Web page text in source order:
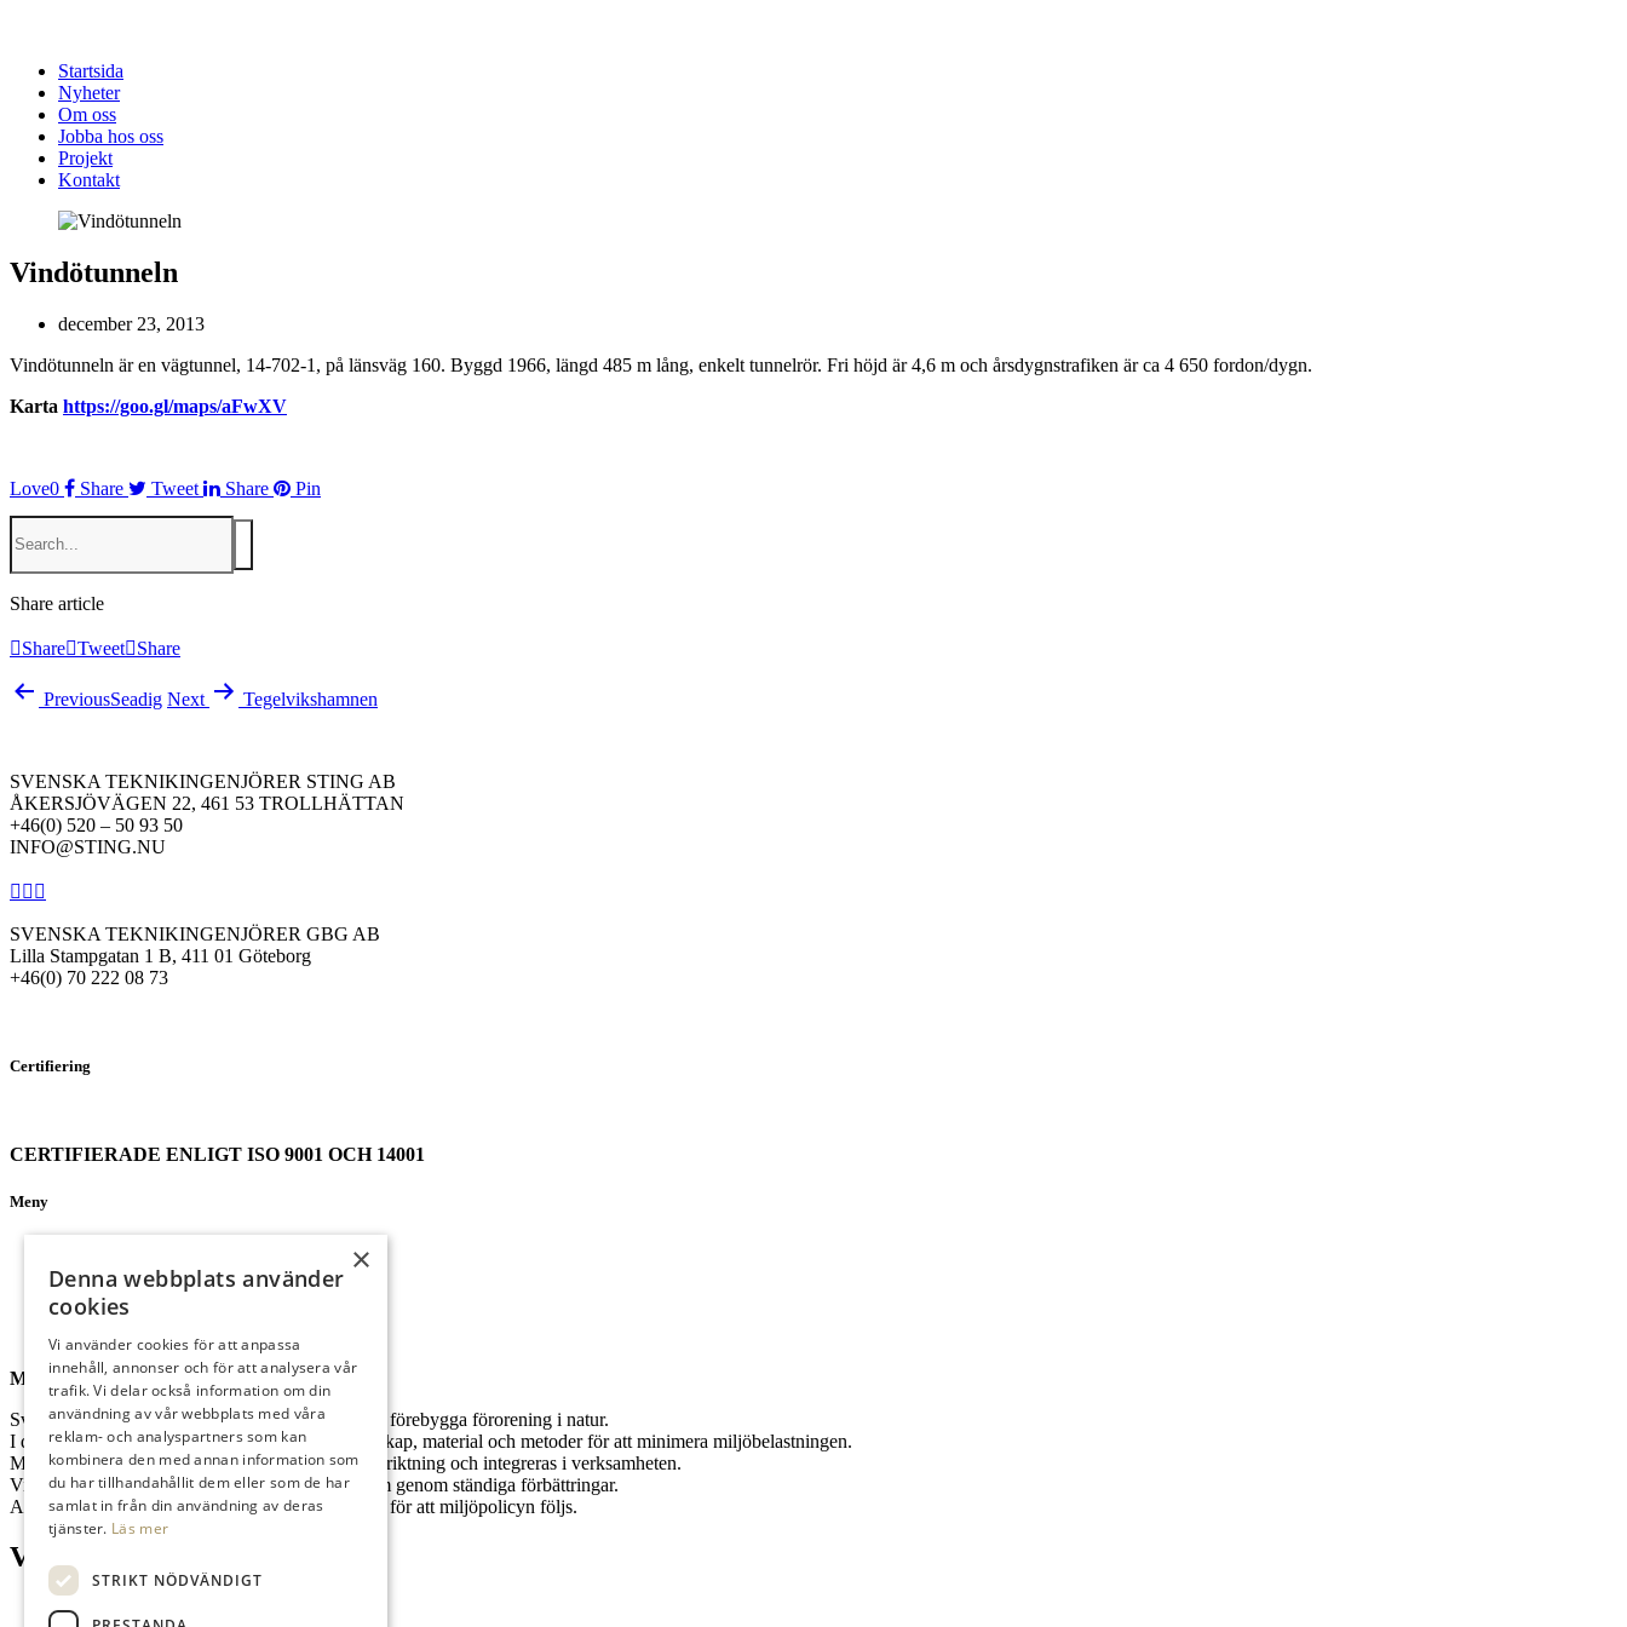
Startsida
Nyheter
Om oss
Jobba hos oss
Projekt
Kontakt
Vindötunneln
december 23, 2013
Vindötunneln är en vägtunnel, 14-702-1, på länsväg 160. Byggd 1966, längd 485 m lång, enkelt tunnelrör. Fri höjd är 4,6 m och årsdygnstrafiken är ca 4 650 fordon/dygn.
Karta https://goo.gl/maps/aFwXV
Love0 Share Tweet Share Pin
Share article
Share Tweet Share
PreviousSeadig Next Tegelvikshamnen
SVENSKA TEKNIKINGENJÖRER STING AB
ÅKERSJÖVÄGEN 22, 461 53 TROLLHÄTTAN
+46(0) 520 – 50 93 50
INFO@STING.NU
SVENSKA TEKNIKINGENJÖRER GBG AB
Lilla Stampgatan 1 B, 411 01 Göteborg
+46(0) 70 222 08 73
Certifiering
CERTIFIERADE ENLIGT ISO 9001 OCH 14001
Meny
Nyheter
Om oss
Projekt
Kontakt
Miljöpolicy
Svenska Teknikingenjörer Sting ska arbeta för att förebygga förorening i natur.
I det dagliga arbetet ska vi använda lagkrav, kunskap, material och metoder för att minimera miljöbelastningen.
Miljöhänsyn ska vara en viktig del av vår affärsinriktning och integreras i verksamheten.
Vi utvecklar vårt eget miljöarbete och miljösystem genom ständiga förbättringar.
Alla medarbetare är i sitt dagliga arbete ansvariga för att miljöpolicyn följs.
Våra engagemang
×
Denna webbplats använder
cookies
Vi använder cookies för att anpassa
innehåll, annonser och för att analysera vår
trafik. Vi delar också information om din
användning av vår webbplats med våra
reklam- och analyspartners som kan
kombinera den med annan information som
du har tillhandahållit dem eller som de har
samlat in från din användning av deras
tjänster. Läs mer
STRIKT NÖDVÄNDIGT